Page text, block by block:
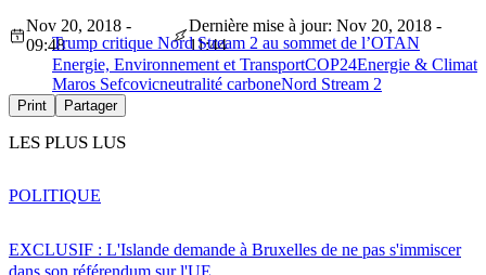
Trump critique Nord Stream 2 au sommet de l’OTAN
Nov 20, 2018 -
09:48
Dernière mise à jour: Nov 20, 2018 -
11:44
Energie, Environnement et TransportCOP24Energie & Climat
Maros Sefcovicneutralité carboneNord Stream 2
Print Partager
LES PLUS LUS
EXCLUSIF : L'Islande demande à Bruxelles de ne pas s'immiscer
dans son référendum sur l'UE
POLITIQUE